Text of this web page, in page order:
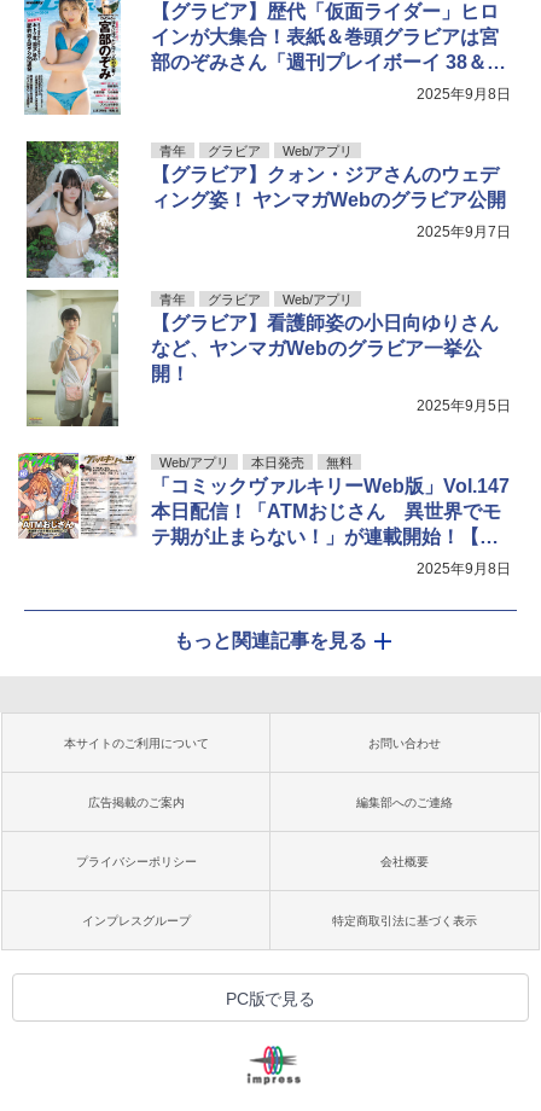
【グラビア】歴代「仮面ライダー」ヒロ
インが大集合！表紙＆巻頭グラビアは宮
部のぞみさん「週刊プレイボーイ 38＆39
2025年9月8日
青年 グラビア Web/アプリ
【グラビア】クォン・ジアさんのウェデ
ィング姿！ ヤンマガWebのグラビア公開
2025年9月7日
青年 グラビア Web/アプリ
【グラビア】看護師姿の小日向ゆりさん
など、ヤンマガWebのグラビア一挙公
開！
2025年9月5日
Web/アプリ 本日発売 無料
「コミックヴァルキリーWeb版」Vol.147
本日配信！「ATMおじさん 異世界でモ
テ期が止まらない！」が連載開始！【無
2025年9月8日
もっと関連記事を見る
本サイトのご利用について お問い合わせ
広告掲載のご案内 編集部へのご連絡
プライバシーポリシー 会社概要
インプレスグループ 特定商取引法に基づく表示
PC版で見る